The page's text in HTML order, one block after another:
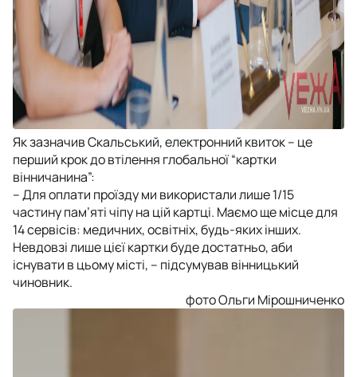
Як зазначив Скальський, електронний квиток – це
перший крок до втілення глобальної “картки
вінничанина”:
– Для оплати проїзду ми використали лише 1/15
частину пам’яті чіпу на цій картці. Маємо ще місце для
14 сервісів: медичних, освітніх, будь-яких інших.
Невдовзі лише цієї картки буде достатньо, аби
існувати в цьому місті, – підсумував вінницький
чиновник.
фото Ольги Мірошниченко